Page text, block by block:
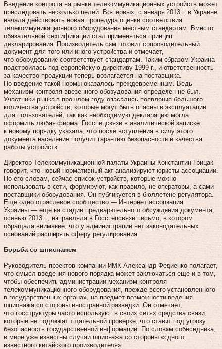
Введение контроля на рынке телекоммуникационных устройств может
преследовать несколько целей. Во-первых, с января 2013 г. в Украине
начала действовать новая процедура оценки соответствия
телекоммуникационного оборудования местным стандартам. Вместо
обязательной сертификации стал применяться принцип
декларирования. Производитель сам готовит сопроводительный
документ для того или иного устройства и отмечает,
что оборудование соответствует стандартам. Таким образом Украина
подстроилась под европейскую директиву 1999 г., и ответственность
за качество продукции теперь возлагается на поставщика.
Но введение такой нормы оказалось преждевременным. Ведь
механизм контроля ввезенного оборудования определен не был.
Участники рынка в прошлом году опасались появления большого
количества устройств, которые могут быть опасны в эксплуатации
для пользователей, так как необходимую декларацию могла
оформить любая фирма. Госспецсвязи в аналитической записке
к новому порядку указала, что после вступления в силу этого
документа население получит гарантию безопасности и качества
работы устройств.
Директор Телекоммуникационной па­­латы Украины Константин Грицак
говорит, что новый нормативный акт анализируют юристы ассоциации.
По его словам, сейчас список устройств, которые можно
использовать в сети, формируют, как правило, не операторы, а сами
поставщики оборудования. Он публикуется в бюллетене регулятора.
Еще одно отраслевое сообщество — Интернет ассоциация
Украины — еще на стадии предварительного обсуждения документа,
осенью 2013 г., направляла в Госспецсвязи письмо, в котором
обращала внимание, что у администрации нет законодательных
оснований расширять сферу регулирования.
Борьба со шпионажем
Руководитель проектов компании ИМК Алек­сандр Федиенко полагает,
что смысл введения нового порядка может заключаться еще и в том,
чтобы обеспечить администрации механизм контроля
телекоммуникационного оборудования, прежде всего установленного
в государственных органах, на предмет возможности ведения
шпионажа со стороны иностранной разведки. Он отмечает,
что госструктуры часто используют в своих сетях средства связи,
которые не подлежат тщательной проверке, что ставит под угрозу
безопасность государственной информации. По словам собеседника,
в мире уже известны случаи шпионажа со стороны «одного
известного китайского производителя».